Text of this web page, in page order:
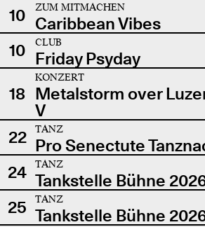
10
ZUM MITMACHEN
Caribbean Vibes
10
CLUB
Friday Psyday
18
KONZERT
Metalstorm over
V
22
TANZ
Pro Senectute
24
TANZ
Tankstelle Bühne
25
TANZ
Tankstelle Bühne